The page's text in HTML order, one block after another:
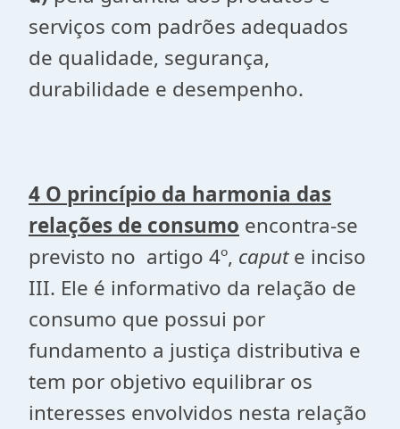
serviços com padrões adequados
de qualidade, segurança,
durabilidade e desempenho.
4 O princípio da harmonia das
relações de consumo encontra-se
previsto no artigo 4º, capute inciso
III. Ele é informativo da relação de
consumo que possui por
fundamento a justiça distributiva e
tem por objetivo equilibrar os
interesses envolvidos nesta relação